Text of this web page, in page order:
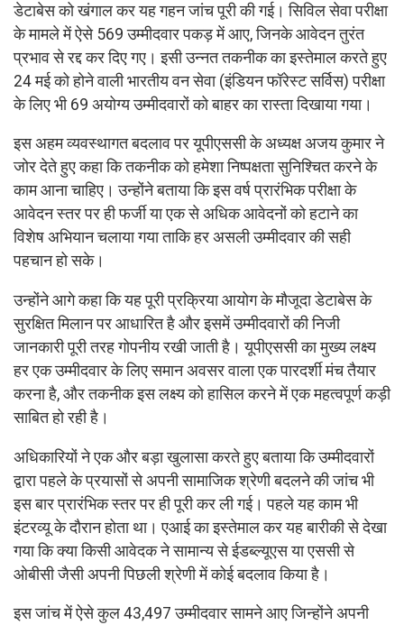
डेटाबेस को खंगाल कर यह गहन जांच पूरी की गई। सिविल सेवा परीक्षा
के मामले में ऐसे 569 उम्मीदवार पकड़ में आए, जिनके आवेदन तुरंत
प्रभाव से रद्द कर दिए गए। इसी उन्नत तकनीक का इस्तेमाल करते हुए
24 मई को होने वाली भारतीय वन सेवा (इंडियन फॉरेस्ट सर्विस) परीक्षा
के लिए भी 69 अयोग्य उम्मीदवारों को बाहर का रास्ता दिखाया गया।
इस अहम व्यवस्थागत बदलाव पर यूपीएससी के अध्यक्ष अजय कुमार ने
जोर देते हुए कहा कि तकनीक को हमेशा निष्पक्षता सुनिश्चित करने के
काम आना चाहिए। उन्होंने बताया कि इस वर्ष प्रारंभिक परीक्षा के
आवेदन स्तर पर ही फर्जी या एक से अधिक आवेदनों को हटाने का
विशेष अभियान चलाया गया ताकि हर असली उम्मीदवार की सही
पहचान हो सके।
उन्होंने आगे कहा कि यह पूरी प्रक्रिया आयोग के मौजूदा डेटाबेस के
सुरक्षित मिलान पर आधारित है और इसमें उम्मीदवारों की निजी
जानकारी पूरी तरह गोपनीय रखी जाती है। यूपीएससी का मुख्य लक्ष्य
हर एक उम्मीदवार के लिए समान अवसर वाला एक पारदर्शी मंच तैयार
करना है, और तकनीक इस लक्ष्य को हासिल करने में एक महत्वपूर्ण कड़ी
साबित हो रही है।
अधिकारियों ने एक और बड़ा खुलासा करते हुए बताया कि उम्मीदवारों
द्वारा पहले के प्रयासों से अपनी सामाजिक श्रेणी बदलने की जांच भी
इस बार प्रारंभिक स्तर पर ही पूरी कर ली गई। पहले यह काम भी
इंटरव्यू के दौरान होता था। एआई का इस्तेमाल कर यह बारीकी से देखा
गया कि क्या किसी आवेदक ने सामान्य से ईडब्ल्यूएस या एससी से
ओबीसी जैसी अपनी पिछली श्रेणी में कोई बदलाव किया है।
इस जांच में ऐसे कुल 43,497 उम्मीदवार सामने आए जिन्होंने अपनी